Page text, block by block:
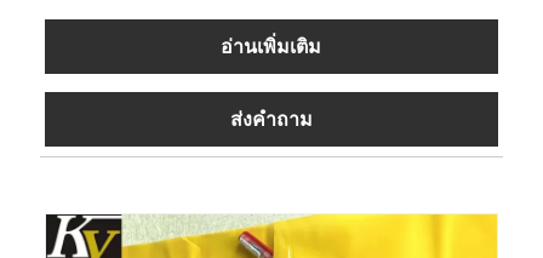
อ่านเพิ่มเติม
ส่งคำถาม